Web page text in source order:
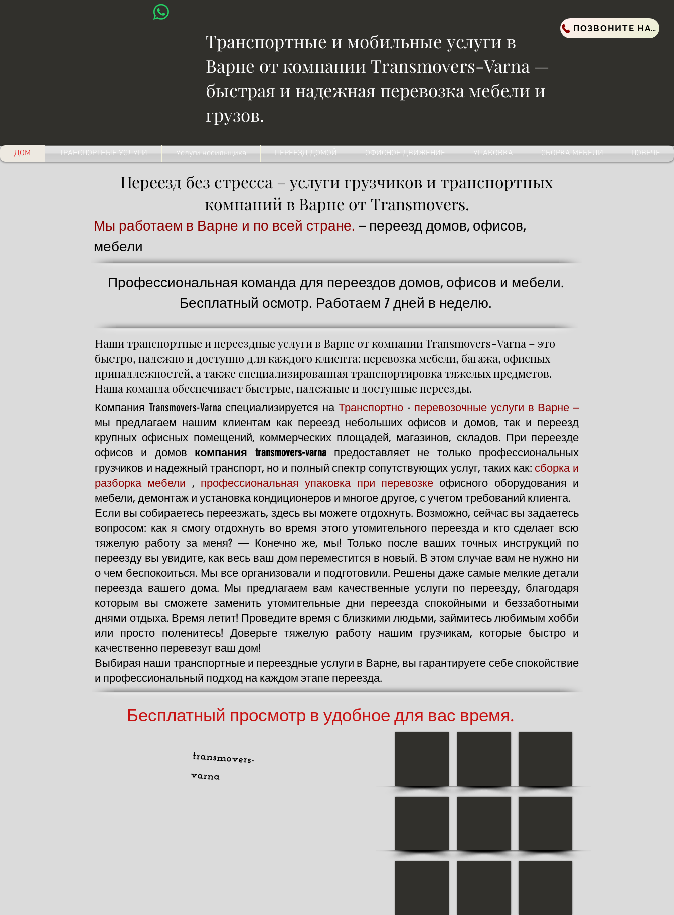
ПОЗВОНИТЕ НАМ
Транспортные и мобильные услуги в
Варне от компании Transmovers-Varna —
быстрая и надежная перевозка мебели и
грузов.
ДОМ ТРАНСПОРТНЫЕ УСЛУГИ Услуги носильщика ПЕРЕЕЗД ДОМОЙ ОФИСНОЕ ДВИЖЕНИЕ УПАКОВКА СБОРКА МЕБЕЛИ ПОВЕЧЕ
Переезд без стресса – услуги грузчиков и транспортных
компаний в Варне от Transmovers.
Мы работаем в Варне и по всей стране. – переезд домов, офисов,
мебели
Профессиональная команда для переездов домов, офисов и мебели.
Бесплатный осмотр. Работаем 7 дней в неделю.
Наши транспортные и переездные услуги в Варне от компании Transmovers-Varna – это
быстро, надежно и доступно для каждого клиента: перевозка мебели, багажа, офисных
принадлежностей, а также специализированная транспортировка тяжелых предметов.
Наша команда обеспечивает быстрые, надежные и доступные переезды.
Компания Transmovers-Varna специализируется на Транспортно - перевозочные услуги в Варне –
мы предлагаем нашим клиентам как переезд небольших офисов и домов, так и переезд
крупных офисных помещений, коммерческих площадей, магазинов, складов. При переезде
офисов и домов компания transmovers-varnaпредоставляет не только профессиональных
грузчиков и надежный транспорт, но и полный спектр сопутствующих услуг, таких как: сборка и
разборка мебели , профессиональная упаковка при перевозке офисного оборудования и
мебели, демонтаж и установка кондиционеров и многое другое, с учетом требований клиента.
Если вы собираетесь переезжать, здесь вы можете отдохнуть. Возможно, сейчас вы задаетесь
вопросом: как я смогу отдохнуть во время этого утомительного переезда и кто сделает всю
тяжелую работу за меня? — Конечно же, мы! Только после ваших точных инструкций по
переезду вы увидите, как весь ваш дом переместится в новый. В этом случае вам не нужно ни
о чем беспокоиться. Мы все организовали и подготовили. Решены даже самые мелкие детали
переезда вашего дома. Мы предлагаем вам качественные услуги по переезду, благодаря
которым вы сможете заменить утомительные дни переезда спокойными и беззаботными
днями отдыха. Время летит! Проведите время с близкими людьми, займитесь любимым хобби
или просто поленитесь! Доверьте тяжелую работу нашим грузчикам, которые быстро и
качественно перевезут ваш дом!
Выбирая наши транспортные и переездные услуги в Варне, вы гарантируете себе спокойствие
и профессиональный подход на каждом этапе переезда.
Бесплатный просмотр в удобное для вас время.
transmovers-
varna